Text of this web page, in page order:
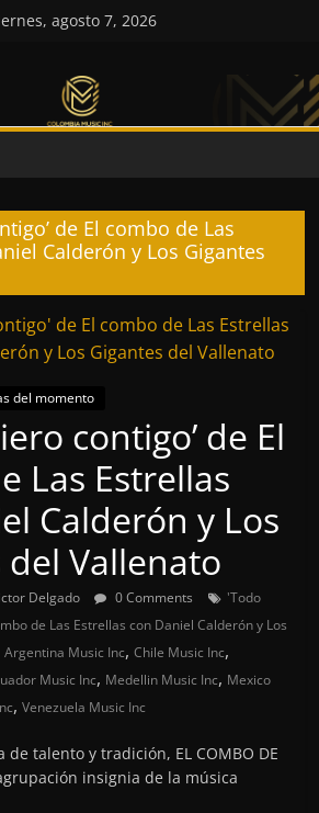
agosto 7, 2026
de El combo de Las
Calderón y Los Gigantes
del momento
contigo’ de El
Las Estrellas
Calderón y Los
del Vallenato
Delgado 0 Comments
'Todo
de Las Estrellas con Daniel Calderón y Los
Argentina Music Inc,Chile Music Inc,
Music Inc, Medellin Music Inc, Mexico
,Venezuela Music Inc
talento y tradición, EL COMBO DE
agrupación insignia de la música